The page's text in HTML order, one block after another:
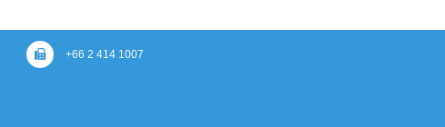
+66 2 414 1007